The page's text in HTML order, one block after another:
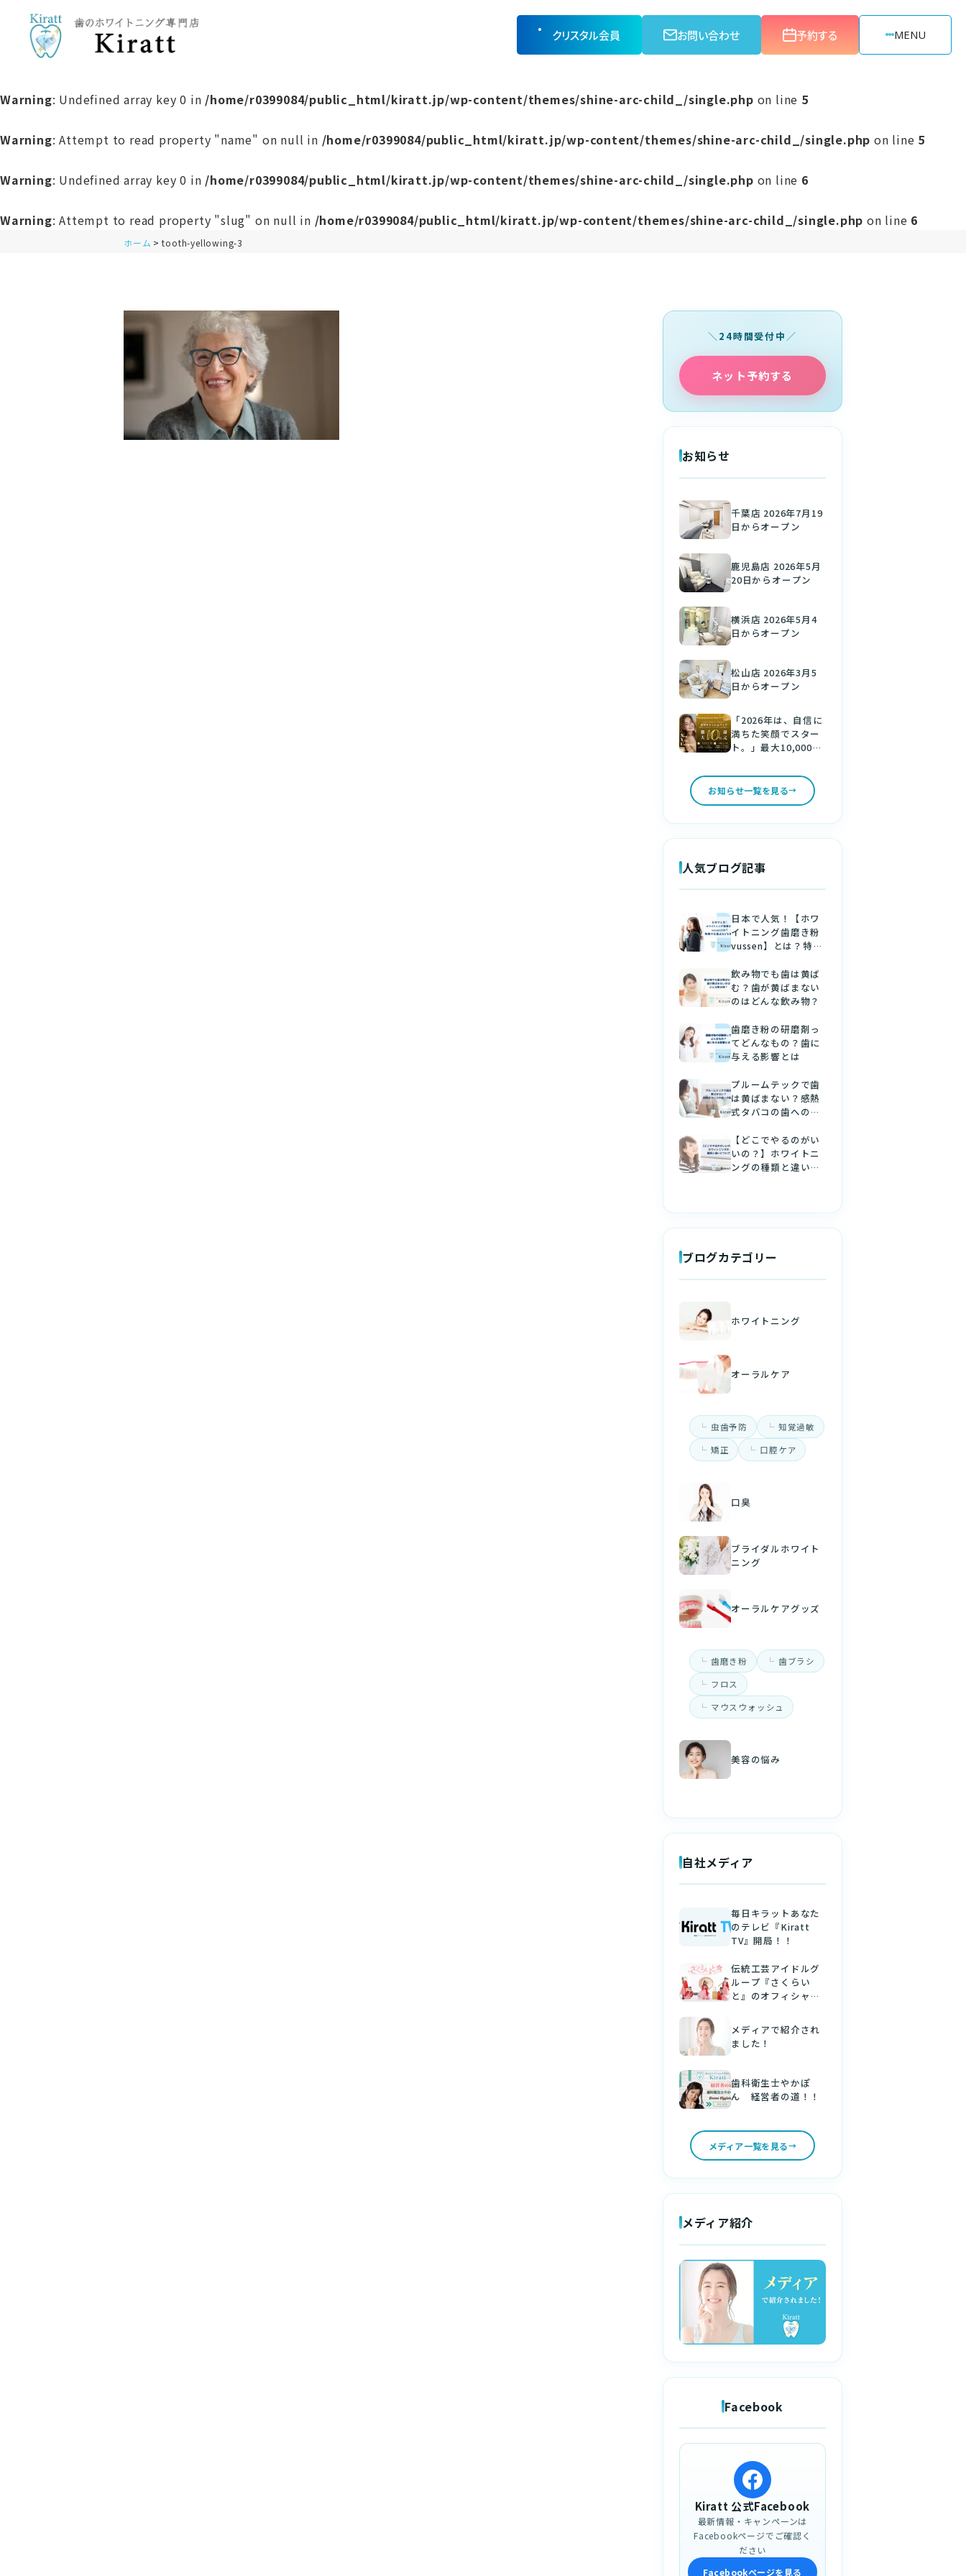
クリスタル会員 お問い合わせ 予約する MENU
Warning: Undefined array key 0 in /home/r0399084/public_html/kiratt.jp/wp-content/themes/shine-arc-child_/single.php on line 5
Warning: Attempt to read property "name" on null in /home/r0399084/public_html/kiratt.jp/wp-content/themes/shine-arc-child_/single.php on line 5
Warning: Undefined array key 0 in /home/r0399084/public_html/kiratt.jp/wp-content/themes/shine-arc-child_/single.php on line 6
Warning: Attempt to read property "slug" on null in /home/r0399084/public_html/kiratt.jp/wp-content/themes/shine-arc-child_/single.php on line 6
ホーム tooth-yellowing-3
24時間受付中
ネット予約する
お知らせ
千葉店 2026年7月19
日からオープン
鹿児島店 2026年5月
20日からオープン
横浜店 2026年5月4
日からオープン
松山店 2026年3月5
日からオープン
「2026年は、自信に
満ちた笑顔でスター
ト。」最大10,000円
新しい年は、美しい
白い歯で。
お知らせ一覧を見る
人気ブログ記事
日本で人気！【ホワ
イトニング歯磨き粉
vussen】とは？特徴
飲み物でも歯は黄ば
む？歯が黄ばまない
のはどんな飲み物？
歯磨き粉の研磨剤っ
てどんなもの？歯に
与える影響とは
プルームテックで歯
は黄ばまない？感熱
式タバコの歯への影
【どこでやるのがい
いの？】ホワイトニ
ングの種類と違いに
ブログカテゴリー
ホワイトニング
オーラルケア
虫歯予防
知覚過敏
矯正
口腔ケア
口臭
ブライダルホワイト
ニング
オーラルケアグッズ
歯磨き粉
歯ブラシ
フロス
マウスウォッシュ
美容の悩み
自社メディア
毎日キラットあなた
のテレビ『Kiratt
TV』開局！！
伝統工芸アイドルグ
ループ『さくらい
と』のオフィシャル
した！
メディアで紹介され
ました！
歯科衛生士やかぽ
ん 経営者の道！！
メディア一覧を見る
メディア紹介
Facebook
Kiratt 公式Facebook
最新情報・キャンペーンは
Facebookページでご確認く
ださい
Facebookページを見る